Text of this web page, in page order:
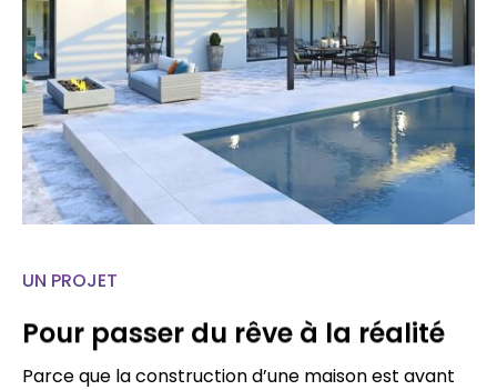
UN PROJET
Pour passer du rêve à la réalité
Parce que la construction d’une maison est avant